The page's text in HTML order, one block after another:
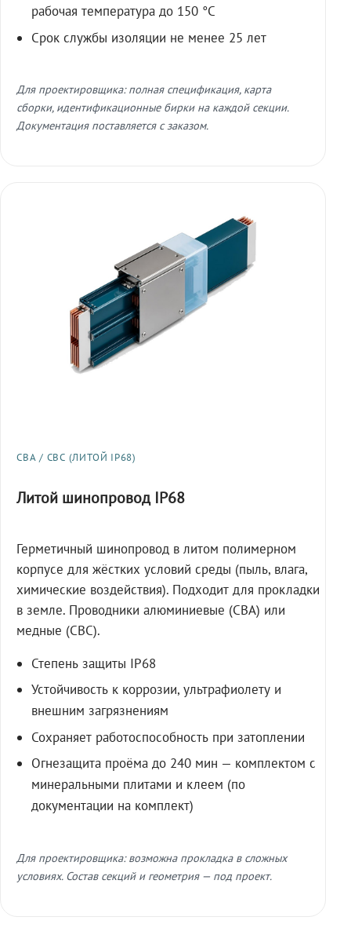
рабочая температура до 150 °C
Срок службы изоляции не менее 25 лет
Для проектировщика: полная спецификация, карта
сборки, идентификационные бирки на каждой секции.
Документация поставляется с заказом.
СВА / СВС (ЛИТОЙ IP68)
Литой шинопровод IP68
Герметичный шинопровод в литом полимерном
корпусе для жёстких условий среды (пыль, влага,
химические воздействия). Подходит для прокладки
в земле. Проводники алюминиевые (СВА) или
медные (СВС).
Степень защиты IP68
Устойчивость к коррозии, ультрафиолету и
внешним загрязнениям
Сохраняет работоспособность при затоплении
Огнезащита проёма до 240 мин — комплектом с
минеральными плитами и клеем (по
документации на комплект)
Для проектировщика: возможна прокладка в сложных
условиях. Состав секций и геометрия — под проект.